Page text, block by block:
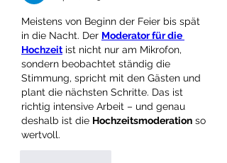
Meistens von Beginn der Feier bis spät
in die Nacht. Der Moderator für die
Hochzeit ist nicht nur am Mikrofon,
sondern beobachtet ständig die
Stimmung, spricht mit den Gästen und
plant die nächsten Schritte. Das ist
richtig intensive Arbeit – und genau
deshalb ist die Hochzeitsmoderation so
wertvoll.